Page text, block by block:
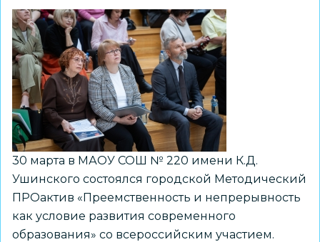
результатами
своей
практики
на
Методическом
ПРОактиве
30 марта в МАОУ СОШ № 220 имени К.Д.
Ушинского состоялся городской Методический
ПРОактив «Преемственность и непрерывность
как условие развития современного
образования» со всероссийским участием.